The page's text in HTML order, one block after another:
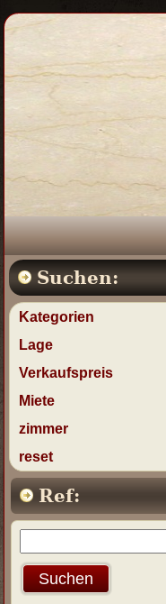
Suchen:
Kategorien
Lage
Verkaufspreis
Miete
zimmer
reset
Ref: